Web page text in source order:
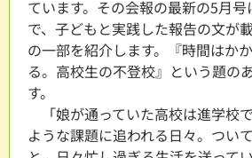
ています。その会報の最新の5月
で、子どもと実践した報告の文が
の一部を紹介します。『時間はか
る。高校生の不登校』という題の
す。
「娘が通っていた高校は進学校
ような課題に追われる日々。つい